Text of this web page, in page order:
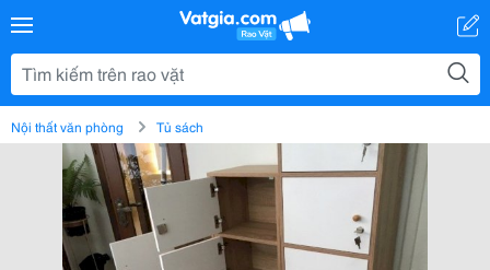
Nội thất văn phòng Tủ sách